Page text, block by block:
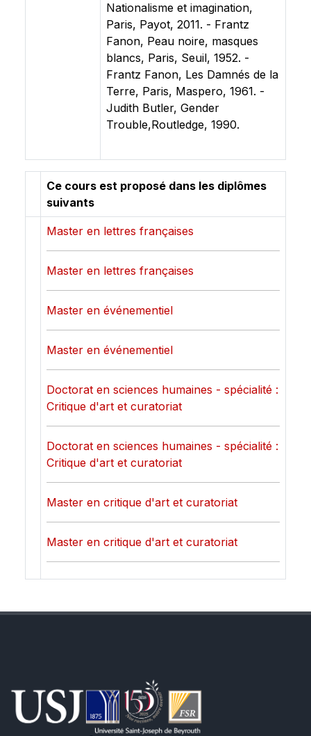
Nationalisme et imagination,
Paris, Payot, 2011. - Frantz
Fanon, Peau noire, masques
blancs, Paris, Seuil, 1952. -
Frantz Fanon, Les Damnés de la
Terre, Paris, Maspero, 1961. -
Judith Butler, Gender
Trouble,Routledge, 1990.
Ce cours est proposé dans les diplômes
suivants
Master en lettres françaises
Master en lettres françaises
Master en événementiel
Master en événementiel
Doctorat en sciences humaines - spécialité :
Critique d'art et curatoriat
Doctorat en sciences humaines - spécialité :
Critique d'art et curatoriat
Master en critique d'art et curatoriat
Master en critique d'art et curatoriat